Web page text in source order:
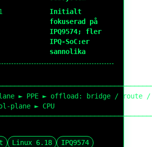
Initialt
fokuserad på
IPQ9574; fler
IPQ-SoC:er
sannolika
► PPE ► offload: bridge / route
plane ► CPU
Linux 6.18
IPQ9574